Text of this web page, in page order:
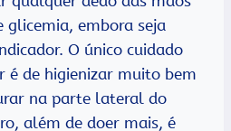
glicemia, embora seja
O único cuidado
é de higienizar muito bem
na parte lateral do
além de doer mais, é